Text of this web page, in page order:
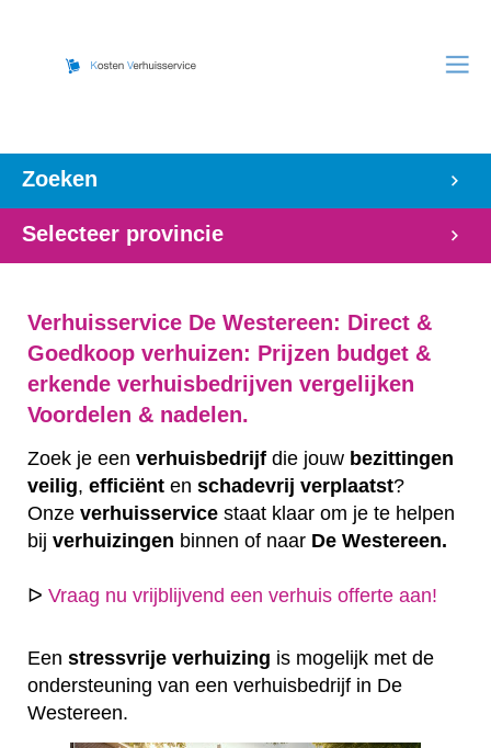
Zoeken
Selecteer provincie
Verhuisservice De Westereen: Direct &
Goedkoop verhuizen: Prijzen budget &
erkende verhuisbedrijven vergelijken
Voordelen & nadelen.
Zoek je een verhuisbedrijf die jouw bezittingen
veilig, efficiënt en schadevrij verplaatst?
Onze verhuisservice staat klaar om je te helpen
bij verhuizingen binnen of naar De Westereen.
ᐅ Vraag nu vrijblijvend een verhuis offerte aan!
Een stressvrije verhuizing is mogelijk met de
ondersteuning van een verhuisbedrijf in De
Westereen.